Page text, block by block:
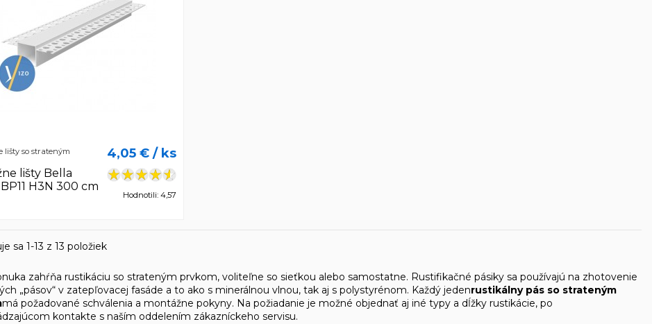
lišty so strateným
lišty Bella
H3N 300 cm
4,05 € / ks
Hodnotili: 4,57
sa 1-13 z 13 položiek
zahŕňa rustikáciu so strateným prvkom, voliteľne so sieťkou alebo samostatne. Rustifikačné pásiky sa používajú na zhotovenie
„pásov“ v zatepľovacej fasáde a to ako s minerálnou vlnou, tak aj s polystyrénom. Každý jedenrustikálny pás so strateným
má požadované schválenia a montážne pokyny. Na požiadanie je možné objednať aj iné typy a dĺžky rustikácie, po
kontakte s naším oddelením zákazníckeho servisu.